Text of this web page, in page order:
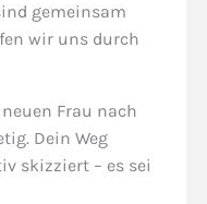
gemeinsam
wir uns durch
Frau nach
Dein Weg
skizziert – es sei